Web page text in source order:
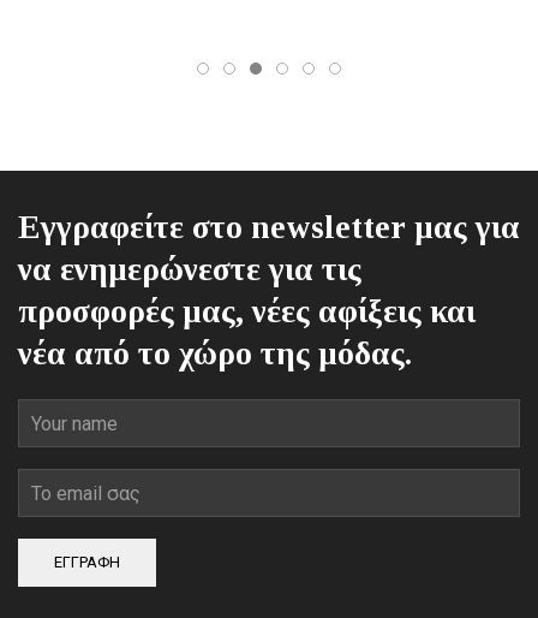
Εγγραφείτε στο newsletter μας για
να ενημερώνεστε για τις
προσφορές μας, νέες αφίξεις και
νέα από το χώρο της μόδας.
ΕΓΓΡΑΦΗ